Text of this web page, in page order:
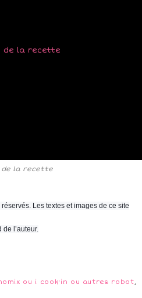
de la recette
Les textes et images de ce site
de l’auteur.
ou i cook'in ou autres robot,